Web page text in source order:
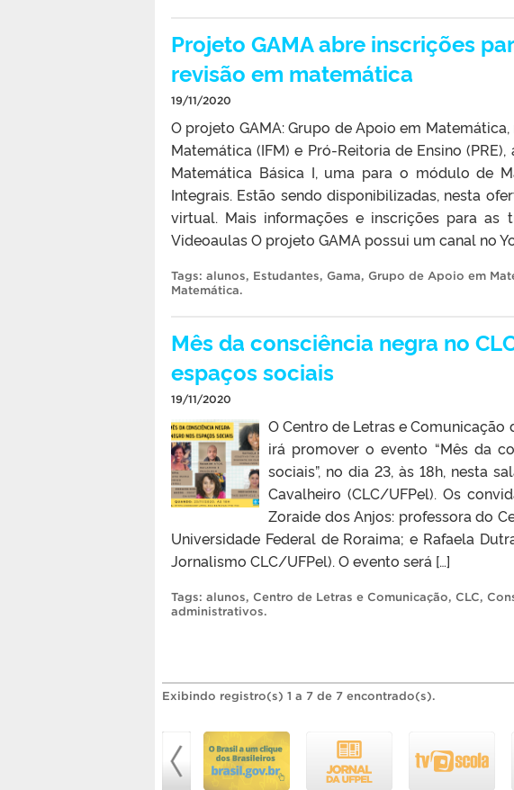
Projeto GAMA abre inscrições
revisão em matemática
19/11/2020
O projeto GAMA: Grupo de Apoio em
Matemática (IFM) e Pró-Reitoria de Ensino
Matemática Básica I, uma para o módulo de
Integrais. Estão sendo disponibilizadas, nesta
virtual. Mais informações e inscrições para as
Videoaulas O projeto GAMA possui um canal no
Tags: alunos, Estudantes, Gama, Grupo de Apoio em
Matemática.
Mês da consciência negra no
espaços sociais
19/11/2020
O Centro de Letras e Comunicação
irá promover o evento “Mês da
sociais”, no dia 23, às 18h, nesta
Cavalheiro (CLC/UFPel). Os
Zoraide dos Anjos: professora do
Universidade Federal de Roraima; e Rafaela
Jornalismo CLC/UFPel). O evento será […]
Tags: alunos, Centro de Letras e Comunicação, CLC,
administrativos.
Exibindo registro(s) 1 a 7 de 7 encontrado(s).